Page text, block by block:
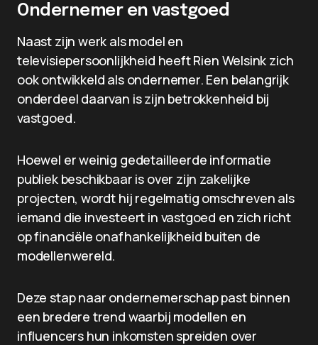
Ondernemer en vastgoed
Naast zijn werk als model en
televisiepersoonlijkheid heeft Rien Welsink zich
ook ontwikkeld als ondernemer. Een belangrijk
onderdeel daarvan is zijn betrokkenheid bij
vastgoed.
Hoewel er weinig gedetailleerde informatie
publiek beschikbaar is over zijn zakelijke
projecten, wordt hij regelmatig omschreven als
iemand die investeert in vastgoed en zich richt
op financiële onafhankelijkheid buiten de
modellenwereld.
Deze stap naar ondernemerschap past binnen
een bredere trend waarbij modellen en
influencers hun inkomsten spreiden over